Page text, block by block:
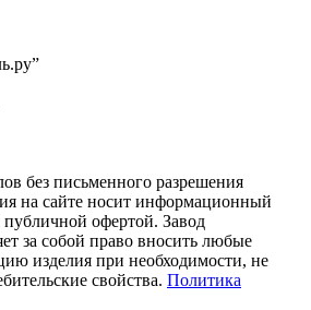
без письменного разрешения
на сайте носит информационный
публичной офертой. Завод
за собой право вносить любые
изделия при необходимости, не
свойства. Политика